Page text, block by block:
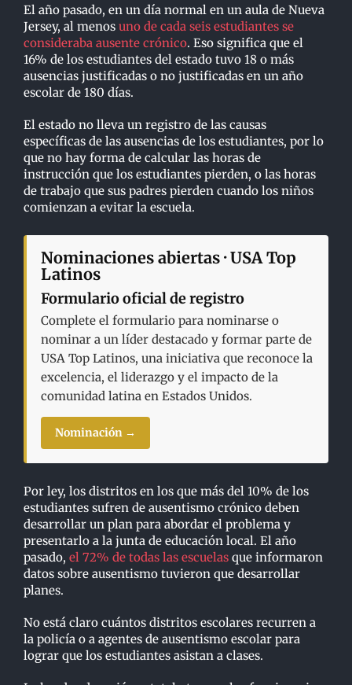
El año pasado, en un día normal en un aula de Nueva
Jersey, al menos uno de cada seis estudiantes se
consideraba ausente crónico. Eso significa que el
16% de los estudiantes del estado tuvo 18 o más
ausencias justificadas o no justificadas en un año
escolar de 180 días.
El estado no lleva un registro de las causas
específicas de las ausencias de los estudiantes, por lo
que no hay forma de calcular las horas de
instrucción que los estudiantes pierden, o las horas
de trabajo que sus padres pierden cuando los niños
comienzan a evitar la escuela.
Nominaciones abiertas · USA Top
Latinos
Formulario oficial de registro
Complete el formulario para nominarse o
nominar a un líder destacado y formar parte de
USA Top Latinos, una iniciativa que reconoce la
excelencia, el liderazgo y el impacto de la
comunidad latina en Estados Unidos.
Nominación →
Por ley, los distritos en los que más del 10% de los
estudiantes sufren de ausentismo crónico deben
desarrollar un plan para abordar el problema y
presentarlo a la junta de educación local. El año
pasado, el 72% de todas las escuelas que informaron
datos sobre ausentismo tuvieron que desarrollar
planes.
No está claro cuántos distritos escolares recurren a
la policía o a agentes de ausentismo escolar para
lograr que los estudiantes asistan a clases.